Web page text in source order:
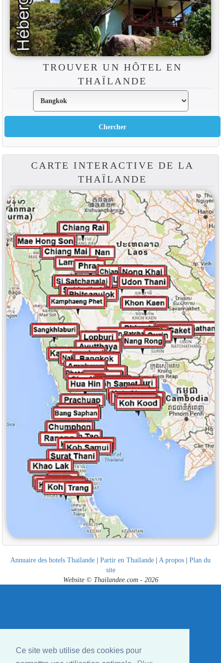
Ce site web utilise des cookies pour
TROUVER UN HÔTEL EN
THAÏLANDE
CARTE INTERACTIVE DE LA
THAÏLANDE
Annuaire des hotels Thailande | Partir en Thailande | A propos | Plan du
site
Website © Thailandee.com - 2026